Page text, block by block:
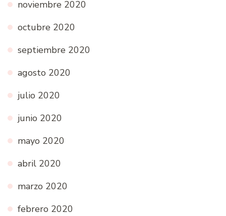
noviembre 2020
octubre 2020
septiembre 2020
agosto 2020
julio 2020
junio 2020
mayo 2020
abril 2020
marzo 2020
febrero 2020